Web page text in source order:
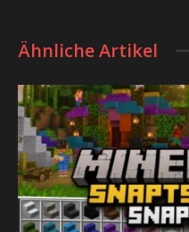
Ähnliche Artikel